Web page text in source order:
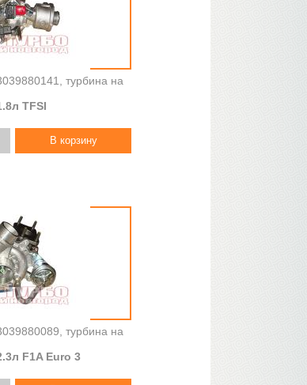
турбина на
TFSI
турбина на
F1A Euro 3